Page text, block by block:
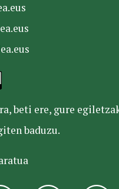
beti ere, gure
baduzu.